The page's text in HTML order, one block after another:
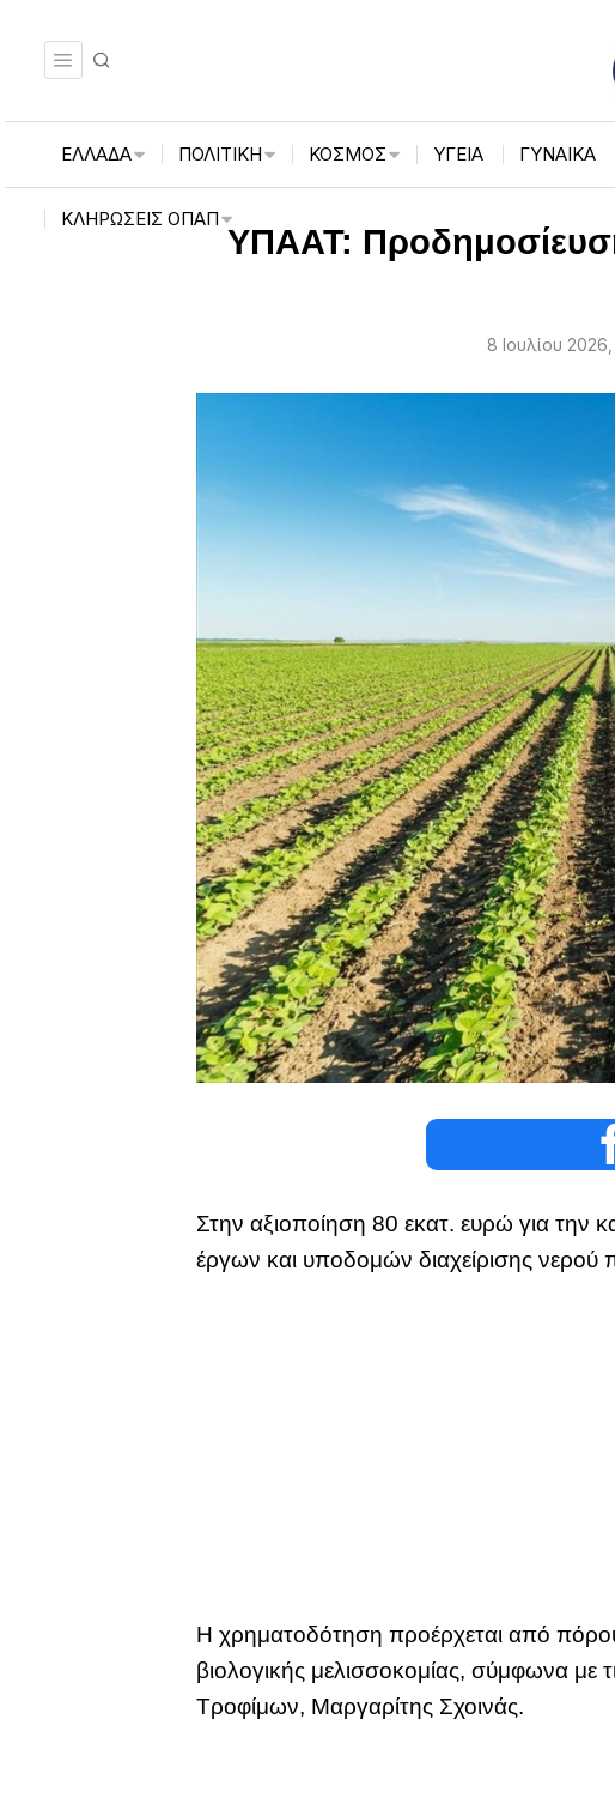
ΕΛΛΑΔΑ ΠΟΛΙΤΙΚΗ ΚΟΣΜΟΣ ΥΓΕΙΑ ΓΥΝΑΙΚΑ
ΚΛΗΡΏΣΕΙΣ ΟΠΑΠ
ΥΠΑΑΤ:
8 Ιουλίου 2026,
Στην αξιοποίηση 80 εκατ. ευρώ για την
έργων και υποδομών διαχείρισης
Η χρηματοδότηση προέρχεται από
βιολογικής μελισσοκομίας, σύμφωνα με
Τροφίμων, Μαργαρίτης Σχοινάς.